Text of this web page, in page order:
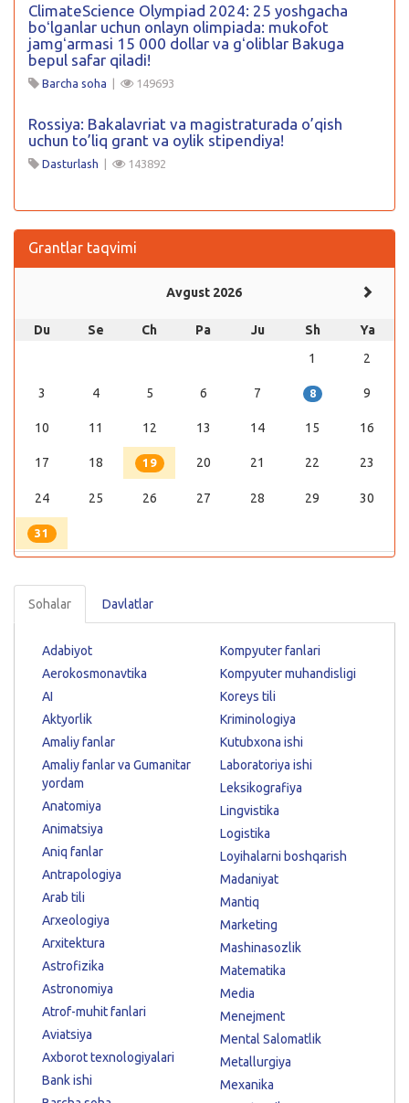
ClimateScience Olympiad 2024: 25 yoshgacha
boʻlganlar uchun onlayn olimpiada: mukofot
jamgʻarmasi 15 000 dollar va gʻoliblar Bakuga
bepul safar qiladi!
Barcha soha | 149693
Rossiya: Bakalavriat va magistraturada o’qish
uchun to’liq grant va oylik stipendiya!
Dasturlash | 143892
Grantlar taqvimi
Avgust 2026
Du Se Ch Pa Ju Sh
Ya
1
2
3 4 5 6 7 8 9
10 11 12 13 14 15 16
17 18 19 20 21 22 23
24 25 26 27 28 29 30
31
Sohalar Davlatlar
Adabiyot
Aerokosmonavtika
AI
Aktyorlik
Amaliy fanlar
Amaliy fanlar va Gumanitar
yordam
Anatomiya
Animatsiya
Aniq fanlar
Antrapologiya
Arab tili
Arxeologiya
Arxitektura
Astrofizika
Astronomiya
Atrof-muhit fanlari
Aviatsiya
Axborot texnologiyalari
Bank ishi
Kompyuter fanlari
Kompyuter muhandisligi
Koreys tili
Kriminologiya
Kutubxona ishi
Laboratoriya ishi
Leksikografiya
Lingvistika
Logistika
Loyihalarni boshqarish
Madaniyat
Mantiq
Marketing
Mashinasozlik
Matematika
Media
Menejment
Mental Salomatlik
Metallurgiya
Mexanika